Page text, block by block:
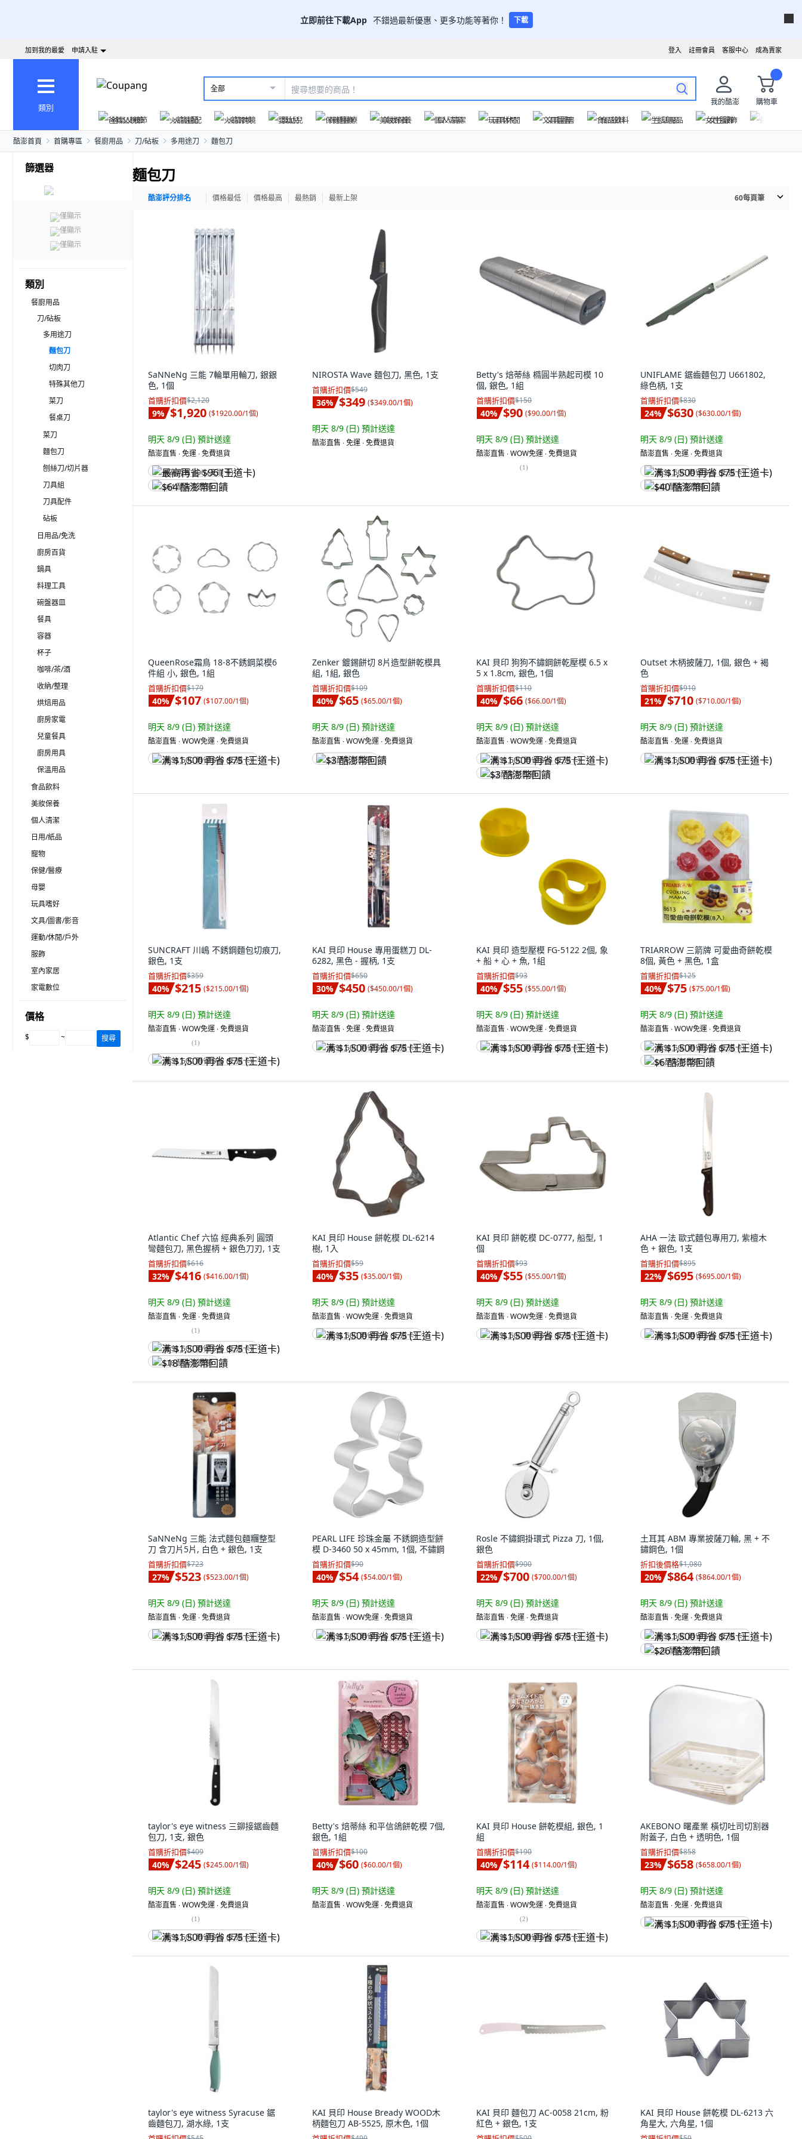
立即前往下載App 不錯過最新優惠、更多功能等著你！ 下載
成為賣家
客服中心
註冊會員
登入
加到我的最愛 申請入駐
類別
全部
我的酷澎
購物車
爸氣父親節
火箭速配 火箭跨境 嬰幼兒 保健醫療 美妝保養 個人清潔 玩具休閒 文具圖書 食品飲料 生活用品 女性服飾
酷澎首頁 首購專區 餐廚用品 刀/砧板 多用途刀 麵包刀
篩選器
僅顯示
僅顯示
僅顯示
類別
餐廚用品
刀/砧板
多用途刀
麵包刀
切肉刀
特殊其他刀
菜刀
餐桌刀
菜刀
麵包刀
刨絲刀/切片器
刀具組
刀具配件
砧板
日用品/免洗
廚房百貨
鍋具
料理工具
碗盤器皿
餐具
容器
杯子
咖啡/茶/酒
收納/整理
烘焙用品
廚房家電
兒童餐具
廚房用具
保溫用品
食品飲料
美妝保養
個人清潔
日用/紙品
寵物
保健/醫療
母嬰
玩具嗜好
文具/圖書/影音
運動/休閒/戶外
服飾
室內家居
家電數位
價格
$ ~ 搜尋
麵包刀
酷澎評分排名 價格最低 價格最高 最熱銷 最新上架 60每頁筆
SaNNeNg 三能 7輪單用輪刀, 銀銀
色, 1個
首購折扣價$2,120
9% $1,920 ($1920.00/1個)
明天 8/9 (日) 預計送達
酷澎直售 ∙ 免運 ∙ 免費退貨
最高再省 $96 (王道卡)
$64 酷澎幣回饋
NIROSTA Wave 麵包刀, 黑色, 1支
首購折扣價$549
36% $349 ($349.00/1個)
明天 8/9 (日) 預計送達
酷澎直售 ∙ 免運 ∙ 免費退貨
Betty's 焙蒂絲 橢圓半熟起司模 10
個, 銀色, 1組
首購折扣價$150
40% $90 ($90.00/1個)
明天 8/9 (日) 預計送達
酷澎直售 ∙ WOW免運 ∙ 免費退貨
(1)
UNIFLAME 鋸齒麵包刀 U661802,
綠色柄, 1支
首購折扣價$830
24% $630 ($630.00/1個)
明天 8/9 (日) 預計送達
酷澎直售 ∙ 免運 ∙ 免費退貨
满 $1,500 再省 $75 (王道卡)
$40 酷澎幣回饋
QueenRose霜鳥 18-8不銹鋼菜模6
件組 小, 銀色, 1組
首購折扣價$179
40% $107 ($107.00/1個)
明天 8/9 (日) 預計送達
酷澎直售 ∙ WOW免運 ∙ 免費退貨
满 $1,500 再省 $75 (王道卡)
Zenker 鍍錫餅切 8片造型餅乾模具
組, 1組, 銀色
首購折扣價$109
40% $65 ($65.00/1個)
明天 8/9 (日) 預計送達
酷澎直售 ∙ WOW免運 ∙ 免費退貨
$3 酷澎幣回饋
KAI 貝印 狗狗不鏽鋼餅乾壓模 6.5 x
5 x 1.8cm, 銀色, 1個
首購折扣價$110
40% $66 ($66.00/1個)
明天 8/9 (日) 預計送達
酷澎直售 ∙ WOW免運 ∙ 免費退貨
满 $1,500 再省 $75 (王道卡)
$3 酷澎幣回饋
Outset 木柄披薩刀, 1個, 銀色 + 褐
色
首購折扣價$910
21% $710 ($710.00/1個)
明天 8/9 (日) 預計送達
酷澎直售 ∙ 免運 ∙ 免費退貨
满 $1,500 再省 $75 (王道卡)
SUNCRAFT 川嶋 不銹鋼麵包切痕刀,
銀色, 1支
首購折扣價$359
40% $215 ($215.00/1個)
明天 8/9 (日) 預計送達
酷澎直售 ∙ WOW免運 ∙ 免費退貨
(1)
满 $1,500 再省 $75 (王道卡)
KAI 貝印 House 專用蛋糕刀 DL-
6282, 黑色 - 握柄, 1支
首購折扣價$650
30% $450 ($450.00/1個)
明天 8/9 (日) 預計送達
酷澎直售 ∙ 免運 ∙ 免費退貨
满 $1,500 再省 $75 (王道卡)
KAI 貝印 造型壓模 FG-5122 2個, 象
+ 船 + 心 + 魚, 1組
首購折扣價$93
40% $55 ($55.00/1個)
明天 8/9 (日) 預計送達
酷澎直售 ∙ WOW免運 ∙ 免費退貨
满 $1,500 再省 $75 (王道卡)
TRIARROW 三箭牌 可愛曲奇餅乾模
8個, 黃色 + 黑色, 1盒
首購折扣價$125
40% $75 ($75.00/1個)
明天 8/9 (日) 預計送達
酷澎直售 ∙ WOW免運 ∙ 免費退貨
满 $1,500 再省 $75 (王道卡)
$6 酷澎幣回饋
Atlantic Chef 六協 經典系列 圓頭
彎麵包刀, 黑色握柄 + 銀色刀刃, 1支
首購折扣價$616
32% $416 ($416.00/1個)
明天 8/9 (日) 預計送達
酷澎直售 ∙ 免運 ∙ 免費退貨
(1)
满 $1,500 再省 $75 (王道卡)
$18 酷澎幣回饋
KAI 貝印 House 餅乾模 DL-6214
樹, 1入
首購折扣價$59
40% $35 ($35.00/1個)
明天 8/9 (日) 預計送達
酷澎直售 ∙ WOW免運 ∙ 免費退貨
满 $1,500 再省 $75 (王道卡)
KAI 貝印 餅乾模 DC-0777, 船型, 1
個
首購折扣價$93
40% $55 ($55.00/1個)
明天 8/9 (日) 預計送達
酷澎直售 ∙ WOW免運 ∙ 免費退貨
满 $1,500 再省 $75 (王道卡)
AHA 一法 歐式麵包專用刀, 紫檀木
色 + 銀色, 1支
首購折扣價$895
22% $695 ($695.00/1個)
明天 8/9 (日) 預計送達
酷澎直售 ∙ 免運 ∙ 免費退貨
满 $1,500 再省 $75 (王道卡)
SaNNeNg 三能 法式麵包麵糰整型
刀 含刀片5片, 白色 + 銀色, 1支
首購折扣價$723
27% $523 ($523.00/1個)
明天 8/9 (日) 預計送達
酷澎直售 ∙ 免運 ∙ 免費退貨
满 $1,500 再省 $75 (王道卡)
PEARL LIFE 珍珠金屬 不銹鋼造型餅
模 D-3460 50 x 45mm, 1個, 不鏽鋼
首購折扣價$90
40% $54 ($54.00/1個)
明天 8/9 (日) 預計送達
酷澎直售 ∙ WOW免運 ∙ 免費退貨
满 $1,500 再省 $75 (王道卡)
Rosle 不鏽鋼掛環式 Pizza 刀, 1個,
銀色
首購折扣價$900
22% $700 ($700.00/1個)
明天 8/9 (日) 預計送達
酷澎直售 ∙ 免運 ∙ 免費退貨
满 $1,500 再省 $75 (王道卡)
土耳其 ABM 專業披薩刀輪, 黑 + 不
鏽鋼色, 1個
折扣後價格$1,080
20% $864 ($864.00/1個)
明天 8/9 (日) 預計送達
酷澎直售 ∙ 免運 ∙ 免費退貨
满 $1,500 再省 $75 (王道卡)
$26 酷澎幣回饋
taylor's eye witness 三鉚接鋸齒麵
包刀, 1支, 銀色
首購折扣價$409
40% $245 ($245.00/1個)
明天 8/9 (日) 預計送達
酷澎直售 ∙ WOW免運 ∙ 免費退貨
(1)
满 $1,500 再省 $75 (王道卡)
Betty's 焙蒂絲 和平信鴿餅乾模 7個,
銀色, 1組
首購折扣價$100
40% $60 ($60.00/1個)
明天 8/9 (日) 預計送達
酷澎直售 ∙ WOW免運 ∙ 免費退貨
KAI 貝印 House 餅乾模組, 銀色, 1
組
首購折扣價$190
40% $114 ($114.00/1個)
明天 8/9 (日) 預計送達
酷澎直售 ∙ WOW免運 ∙ 免費退貨
(2)
满 $1,500 再省 $75 (王道卡)
AKEBONO 曙產業 橫切吐司切割器
附蓋子, 白色 + 透明色, 1個
首購折扣價$858
23% $658 ($658.00/1個)
明天 8/9 (日) 預計送達
酷澎直售 ∙ 免運 ∙ 免費退貨
满 $1,500 再省 $75 (王道卡)
taylor's eye witness Syracuse 鋸
齒麵包刀, 湖水綠, 1支
KAI 貝印 House Bready WOOD木
柄麵包刀 AB-5525, 原木色, 1個
KAI 貝印 麵包刀 AC-0058 21cm, 粉
紅色 + 銀色, 1支
KAI 貝印 House 餅乾模 DL-6213 六
角星大, 六角星, 1個